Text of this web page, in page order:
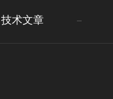
技术文章